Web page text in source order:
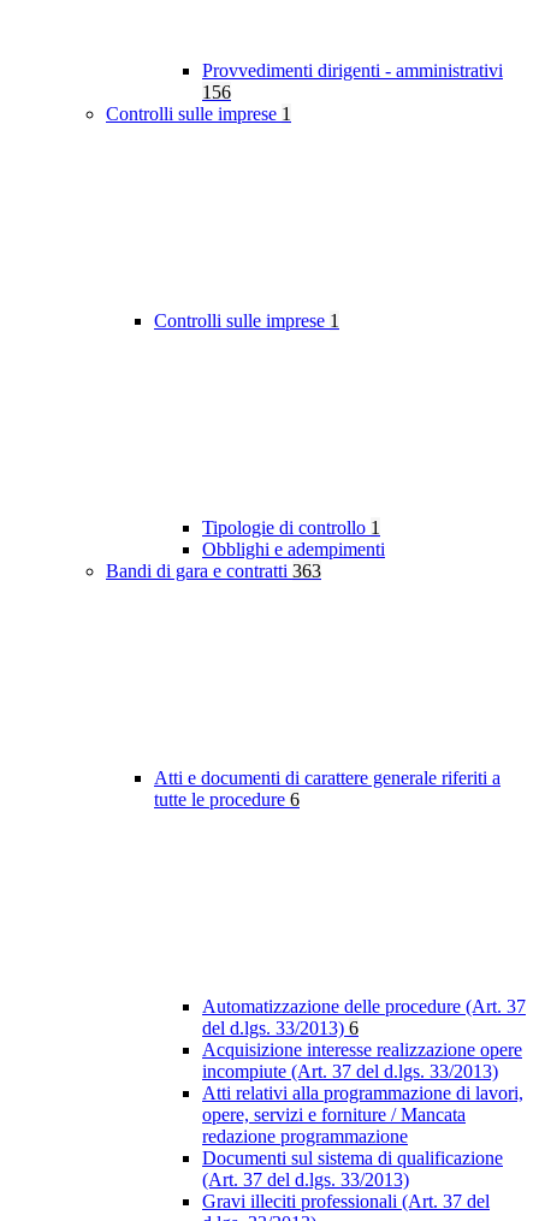
Provvedimenti dirigenti - amministrativi
156
Controlli sulle imprese 1
Controlli sulle imprese 1
Tipologie di controllo 1
Obblighi e adempimenti
Bandi di gara e contratti 363
Atti e documenti di carattere generale riferiti a
tutte le procedure 6
Automatizzazione delle procedure (Art. 37
del d.lgs. 33/2013) 6
Acquisizione interesse realizzazione opere
incompiute (Art. 37 del d.lgs. 33/2013)
Atti relativi alla programmazione di lavori,
opere, servizi e forniture / Mancata
redazione programmazione
Documenti sul sistema di qualificazione
(Art. 37 del d.lgs. 33/2013)
Gravi illeciti professionali (Art. 37 del